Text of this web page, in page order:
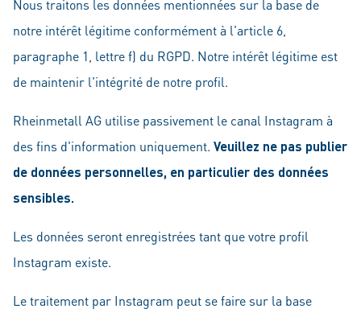
Nous traitons les données mentionnées sur la base de
notre intérêt légitime conformément à l'article 6,
paragraphe 1, lettre f) du RGPD. Notre intérêt légitime est
de maintenir l'intégrité de notre profil.
Rheinmetall AG utilise passivement le canal Instagram à
des fins d'information uniquement. Veuillez ne pas publier
de données personnelles, en particulier des données
sensibles.
Les données seront enregistrées tant que votre profil
Instagram existe.
Le traitement par Instagram peut se faire sur la base